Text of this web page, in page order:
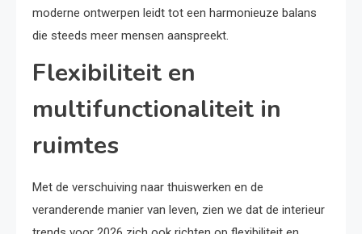
moderne ontwerpen leidt tot een harmonieuze balans
die steeds meer mensen aanspreekt.
Flexibiliteit en
multifunctionaliteit in
ruimtes
Met de verschuiving naar thuiswerken en de
veranderende manier van leven, zien we dat de interieur